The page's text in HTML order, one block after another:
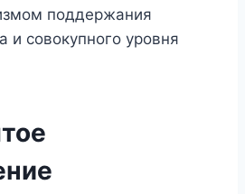
поддержания
и совокупного уровня